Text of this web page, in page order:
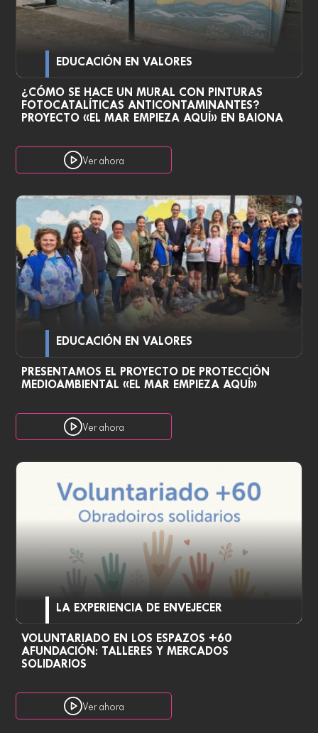
EDUCACIÓN EN VALORES
¿CÓMO SE HACE UN MURAL CON PINTURAS
FOTOCATALÍTICAS ANTICONTAMINANTES?
PROYECTO «EL MAR EMPIEZA AQUÍ» EN BAIONA
Ver ahora
EDUCACIÓN EN VALORES
PRESENTAMOS EL PROYECTO DE PROTECCIÓN
MEDIOAMBIENTAL «EL MAR EMPIEZA AQUÍ»
Ver ahora
LA EXPERIENCIA DE ENVEJECER
VOLUNTARIADO EN LOS ESPAZOS +60
AFUNDACIÓN: TALLERES Y MERCADOS
SOLIDARIOS
Ver ahora